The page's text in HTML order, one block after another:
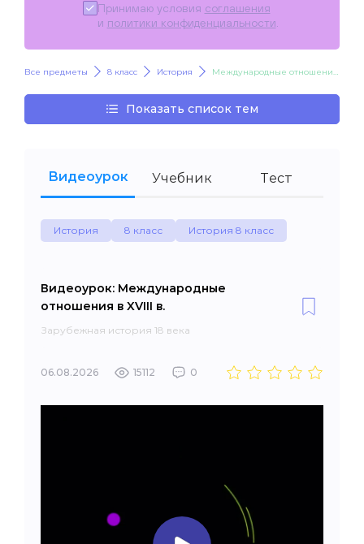
Принимаю условия соглашения
и политики конфиденциальности
Все предметы 8 класс История Международные отношения в XVIII в.
Показать список тем
Видеоурок Учебник Тест
История 8 класс История 8 класс
Видеоурок: Международные
отношения в XVIII в.
Зарубежная история 18 века
06.08.2026 15112 0